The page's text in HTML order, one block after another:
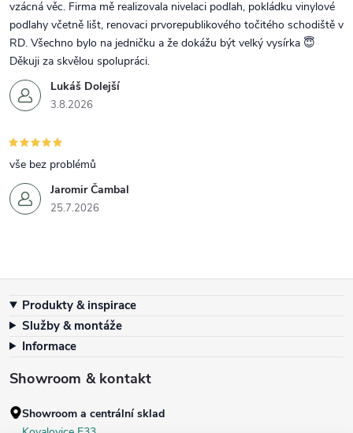
Lukáš Dolejší
3.8.2026
vzácná věc. Firma mě realizovala nivelaci podlah, pokládku vinylové
podlahy včetně lišt, renovaci prvorepublikového točitého schodiště v
RD. Všechno bylo na jedničku a že dokážu být velký vysírka 😇
Děkuji za skvělou spolupráci.
Jaromir Čambal
25.7.2026
vše bez problémů
Produkty & inspirace
Služby & montáže
Informace
Showroom & kontakt
Showroom a centrální sklad